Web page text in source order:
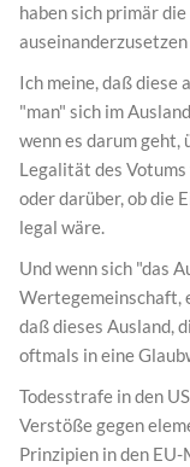
haben sich primär
Ich meine, daß diese
"man" sich im
wenn es darum
Legalität des
oder darüber, ob die
legal wäre.
Und wenn sich "das
Wertegemeinschaft,
daß dieses Ausland,
oftmals in eine
Todesstrafe in den
Verstöße gegen
Prinzipien in den